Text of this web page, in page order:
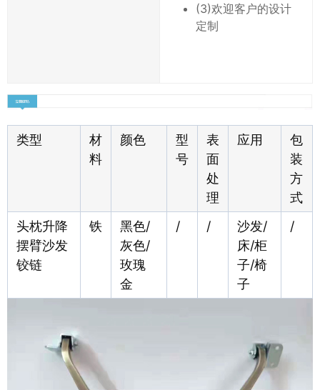
(3)欢迎客户的设计
定制
类型
材
料
颜色
型
号
表
面
处
理
应用
包
装
方
式
头枕升降
摆臂沙发
铰链
铁
黑色/
灰色/
玫瑰
金
/ /
沙发/
床/柜
子/椅
子
/